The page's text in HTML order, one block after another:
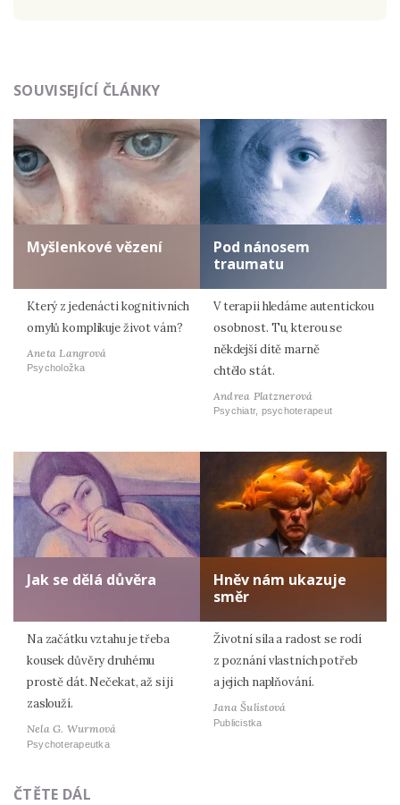
SOUVISEJÍCÍ ČLÁNKY
Myšlenkové vězení
Který z jedenácti kognitivních
omylů komplikuje život vám?
Aneta Langrová
Psycholožka
Pod nánosem
traumatu
V terapii hledáme autentickou
osobnost. Tu, kterou se
někdejší dítě marně
chtělo stát.
Andrea Platznerová
Psychiatr, psychoterapeut
Jak se dělá důvěra
Na začátku vztahu je třeba
kousek důvěry druhému
prostě dát. Nečekat, až si ji
zaslouží.
Nela G. Wurmová
Psychoterapeutka
Hněv nám ukazuje
směr
Životní síla a radost se rodí
z poznání vlastních potřeb
a jejich naplňování.
Jana Šulistová
Publicistka
ČTĚTE DÁL